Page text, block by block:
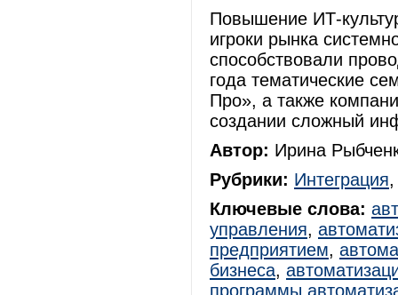
Повышение ИТ-
игроки рынка
способствовали
года тематические
Про», а также
создании сложный
Автор: Ирина
Рубрики: Интеграция
Ключевые слова:
управления,
предприятием,
бизнеса,
программы